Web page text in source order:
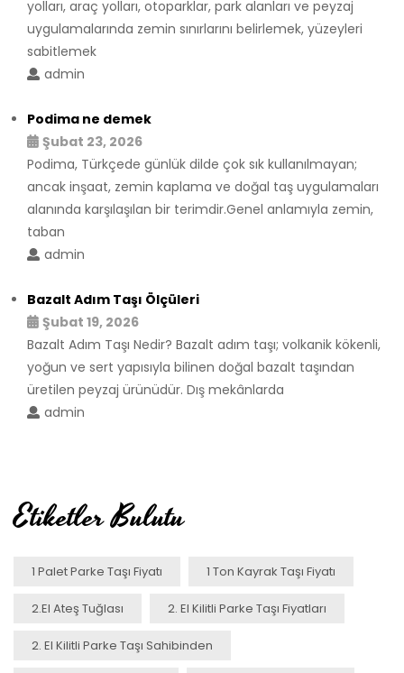
yolları, araç yolları, otoparklar, park alanları ve peyzaj
uygulamalarında zemin sınırlarını belirlemek, yüzeyleri
sabitlemek
admin
Podima ne demek
Şubat 23, 2026
Podima, Türkçede günlük dilde çok sık kullanılmayan;
ancak inşaat, zemin kaplama ve doğal taş uygulamaları
alanında karşılaşılan bir terimdir.Genel anlamıyla zemin,
taban
admin
Bazalt Adım Taşı Ölçüleri
Şubat 19, 2026
Bazalt Adım Taşı Nedir? Bazalt adım taşı; volkanik kökenli,
yoğun ve sert yapısıyla bilinen doğal bazalt taşından
üretilen peyzaj ürünüdür. Dış mekânlarda
admin
Etiketler Bulutu
1 Palet Parke Taşı Fiyatı 1 Ton Kayrak Taşı Fiyatı
2.el Ateş Tuğlası 2. El Kilitli Parke Taşı Fiyatları
2. El Kilitli Parke Taşı Sahibinden